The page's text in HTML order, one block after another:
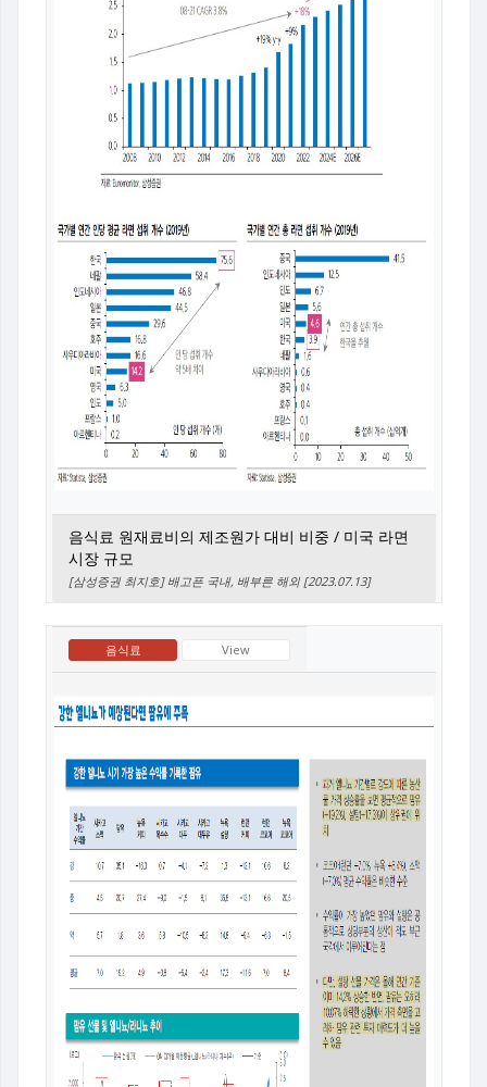
음식료 원재료비의 제조원가 대비 비중 / 미국 라면
시장 규모
[삼성증권 최지호] 배고픈 국내, 배부른 해외 [2023.07.13]
음식료 View